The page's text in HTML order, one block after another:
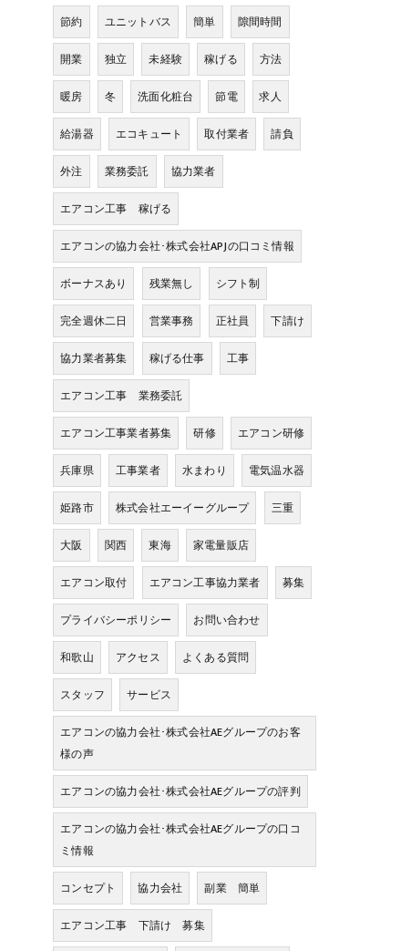
節約 ユニットバス 簡単 隙間時間
開業 独立 未経験 稼げる 方法
暖房 冬 洗面化粧台 節電 求人
給湯器 エコキュート 取付業者 請負
外注 業務委託 協力業者
エアコン工事 稼げる
エアコンの協力会社･株式会社APJの口コミ情報
ボーナスあり 残業無し シフト制
完全週休二日 営業事務 正社員 下請け
協力業者募集 稼げる仕事 工事
エアコン工事 業務委託
エアコン工事業者募集 研修 エアコン研修
兵庫県 工事業者 水まわり 電気温水器
姫路市 株式会社エーイーグループ 三重
大阪 関西 東海 家電量販店
エアコン取付 エアコン工事協力業者 募集
プライバシーポリシー お問い合わせ
和歌山 アクセス よくある質問
スタッフ サービス
エアコンの協力会社･株式会社AEグループのお客
様の声
エアコンの協力会社･株式会社AEグループの評判
エアコンの協力会社･株式会社AEグループの口コ
ミ情報
コンセプト 協力会社 副業 簡単
エアコン工事 下請け 募集